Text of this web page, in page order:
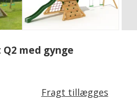
med gynge
Fragt tillægges